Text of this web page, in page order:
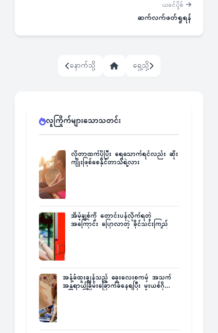
ယခင်ပို့စ်
ဆက်လက်ဖတ်ရှုရန်
နောက်သို့ ရှေ့သို့
လူကြိုက်များသောသတင်း
လိုတာထက်ပိုပြီး ရေသောက်ရင်လည်း ဆိုး
ကျိုးဖြစ်စေနိုင်တာသိရဲ့လား
အိမ့်ချစ်ကို တောင်းပန်လိုက်ရတဲ့
အကြောင်း ပြောလာတဲ့ ခိုင်သင်းကြည်
အနံ့ခံထူးချွန်သည့် ခွေးလေးစကမ့် အသက်
အန္တရာယ်ခြိမ်းခြောက်ခံနေရပြီး မူးယစ်ဂိုဏ်း